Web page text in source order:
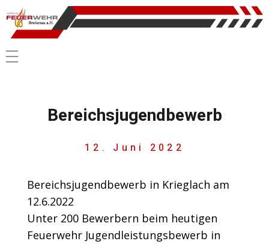
Bereichsjugendbewerb
12. Juni 2022
Bereichsjugendbewerb in Krieglach am
12.6.2022
Unter 200 Bewerbern beim heutigen
Feuerwehr Jugendleistungsbewerb in